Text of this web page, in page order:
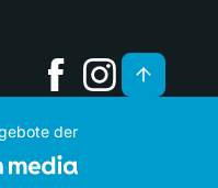
der